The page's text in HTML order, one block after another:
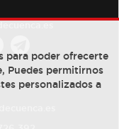
para poder ofrecerte
Puedes permitirnos
personalizados a